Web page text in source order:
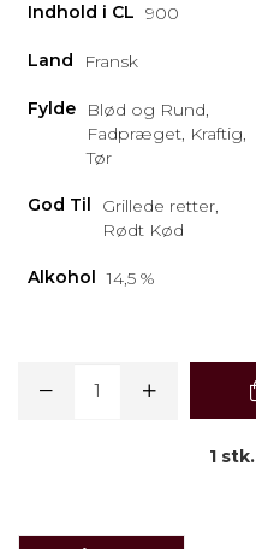
Indhold i CL 900
Land Fransk
Fylde
Blød og Rund,
Fadpræget, Kraftig,
Tør
God Til
Grillede retter,
Rødt Kød
Alkohol 14,5 %
1 stk.